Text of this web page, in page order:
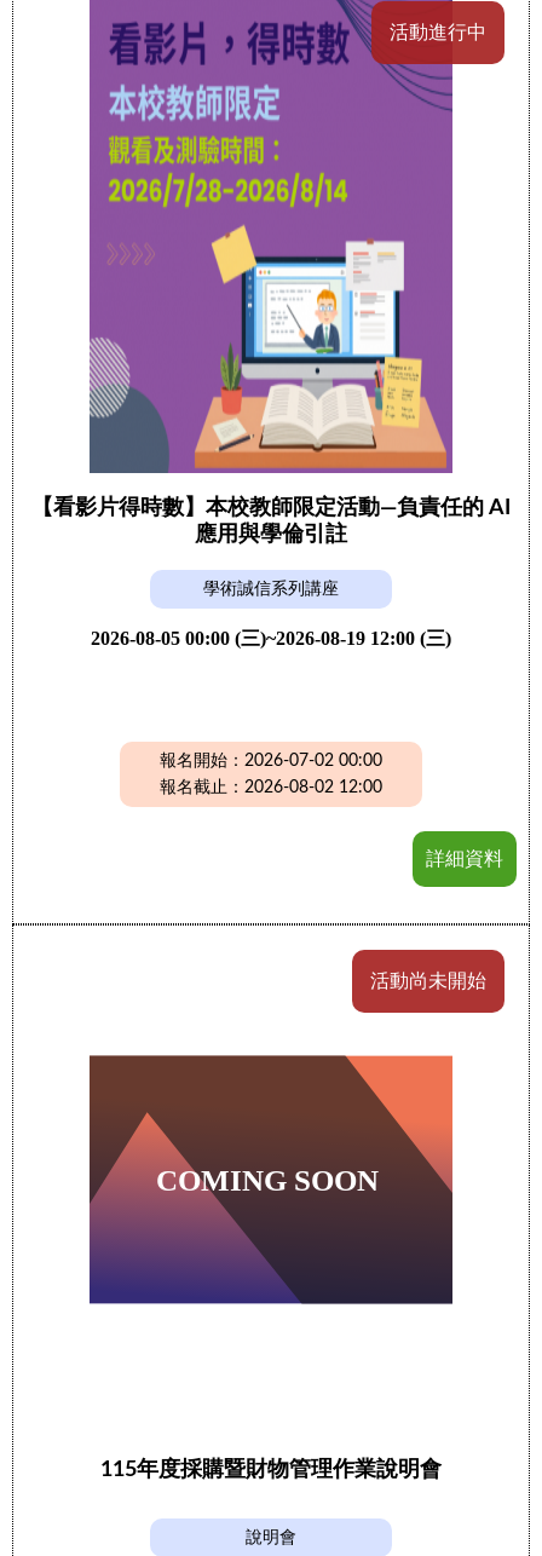
活動進行中
【看影片得時數】本校教師限定活動—負責任的 AI
應用與學倫引註
學術誠信系列講座
2026-08-05 00:00 (三)~2026-08-19 12:00 (三)
報名開始：2026-07-02 00:00
報名截止：2026-08-02 12:00
詳細資料
活動尚未開始
115年度採購暨財物管理作業說明會
說明會